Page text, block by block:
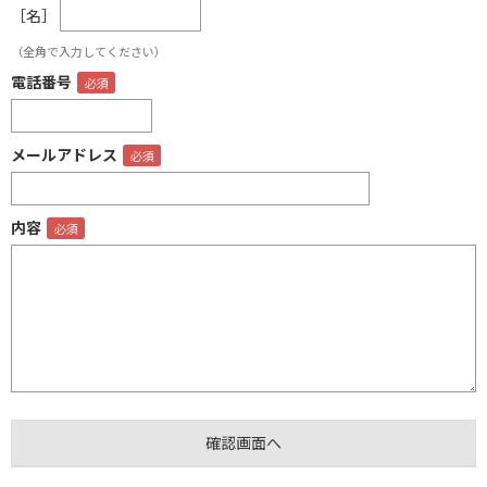
［名］
（全角で入力してください）
電話番号
メールアドレス
内容